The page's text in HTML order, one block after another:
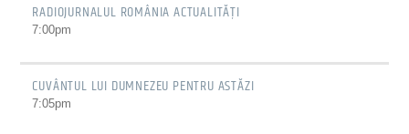
RADIOJURNALUL ROMÂNIA ACTUALITĂȚI
7:00pm
CUVÂNTUL LUI DUMNEZEU PENTRU ASTĂZI
7:05pm